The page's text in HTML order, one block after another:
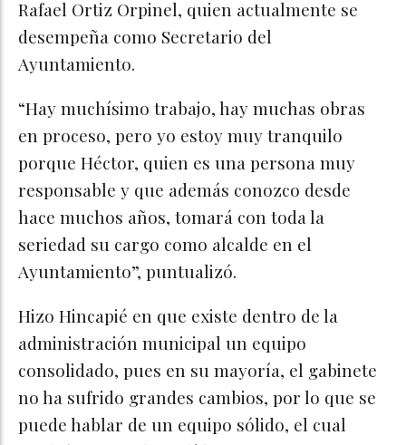
Rafael Ortiz Orpinel, quien actualmente se
desempeña como Secretario del
Ayuntamiento.
“Hay muchísimo trabajo, hay muchas obras
en proceso, pero yo estoy muy tranquilo
porque Héctor, quien es una persona muy
responsable y que además conozco desde
hace muchos años, tomará con toda la
seriedad su cargo como alcalde en el
Ayuntamiento”, puntualizó.
Hizo Hincapié en que existe dentro de la
administración municipal un equipo
consolidado, pues en su mayoría, el gabinete
no ha sufrido grandes cambios, por lo que se
puede hablar de un equipo sólido, el cual